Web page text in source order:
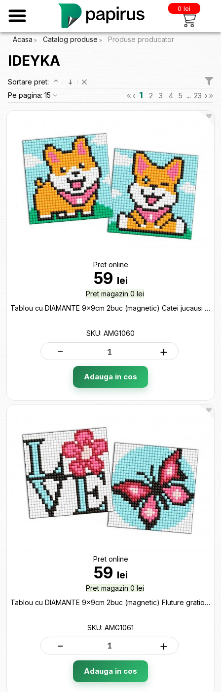
0 lei
Acasa Catalog produse Produse producator
IDEYKA
Sortare pret:
Pe pagina: 15 ‹ 1 2 3 4 5 ... 23 ›
Pret online
59 lei
Pret magazin 0 lei
Tablou cu DIAMANTE 9x9cm 2buc (magnetic) Catei jucausi AMG1060
SKU: AMG1060
- +
Adauga in cos
Pret online
59 lei
Pret magazin 0 lei
Tablou cu DIAMANTE 9x9cm 2buc (magnetic) Fluture gratios AMG1061
SKU: AMG1061
- +
Adauga in cos